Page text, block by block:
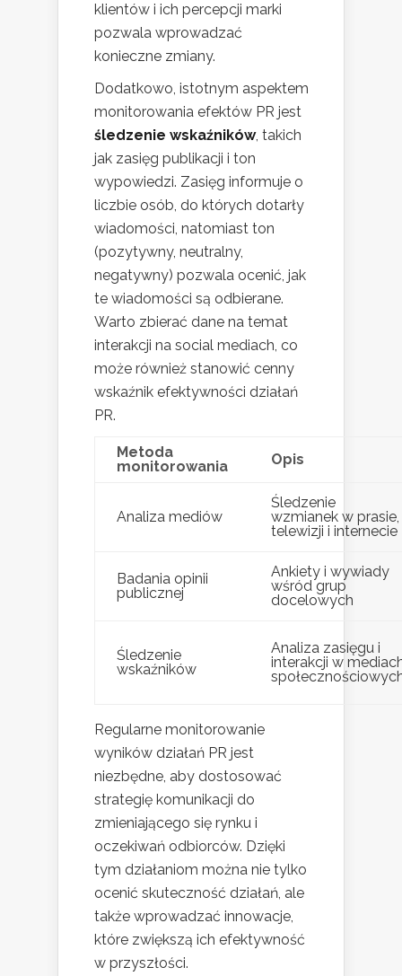
klientów i ich percepcji marki
pozwala wprowadzać
konieczne zmiany.
Dodatkowo, istotnym aspektem
monitorowania efektów PR jest
śledzenie wskaźników, takich
jak zasięg publikacji i ton
wypowiedzi. Zasięg informuje o
liczbie osób, do których dotarły
wiadomości, natomiast ton
(pozytywny, neutralny,
negatywny) pozwala ocenić, jak
te wiadomości są odbierane.
Warto zbierać dane na temat
interakcji na social mediach, co
może również stanowić cenny
wskaźnik efektywności działań
PR.
Metoda
monitorowania
Opis
Analiza mediów
Śledzenie
wzmianek w prasie,
telewizji i internecie
Badania opinii
publicznej
Ankiety i wywiady
wśród grup
docelowych
Śledzenie
wskaźników
Analiza zasięgu i
interakcji w
Regularne monitorowanie
wyników działań PR jest
niezbędne, aby dostosować
strategię komunikacji do
zmieniającego się rynku i
oczekiwań odbiorców. Dzięki
tym działaniom można nie tylko
ocenić skuteczność działań, ale
także wprowadzać innowacje,
które zwiększą ich efektywność
w przyszłości.